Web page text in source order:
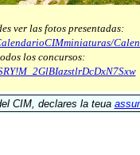
ver las fotos presentadas:
los concursos:
CIM, declares la teua